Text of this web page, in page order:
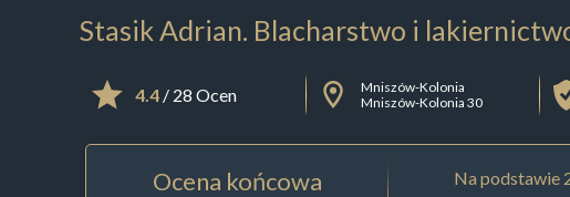
Stasik Adrian. Blacharstwo i
4.4/ 28 Ocen
Mniszów-Kolonia
Mniszów-Kolonia 30
Ocena końcowa Na podstawie